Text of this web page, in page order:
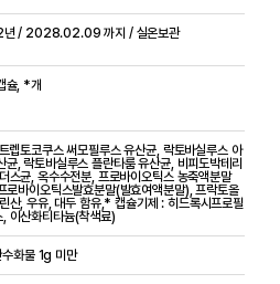
년 / 2028.02.09 까지 / 실온보관
, *개
토코쿠스 써모필루스 유산균, 락토바실루스 아
균, 락토바실루스 플란타룸 유산균, 비피도박테리
스균, 옥수수전분, 프로바이오틱스 농축액분말
로바이오틱스발효분말(발효여액분말), 프락토올
산, 우유, 대두 함유,* 캡슐기제 : 히드록시프로필
, 이산화티타늄(착색료)
화물 1g 미만